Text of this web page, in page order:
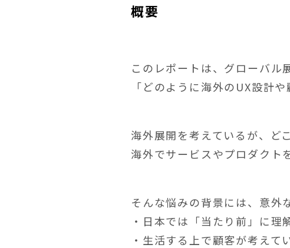
概要
このレポートは、グローバル
「どのように海外のUX設計
海外展開を考えているが、ど
海外でサービスやプロダクト
そんな悩みの背景には、意外
・日本では「当たり前」に
・生活する上で顧客が考えて